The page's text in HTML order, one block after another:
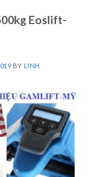
Eoslift-
BY LINH